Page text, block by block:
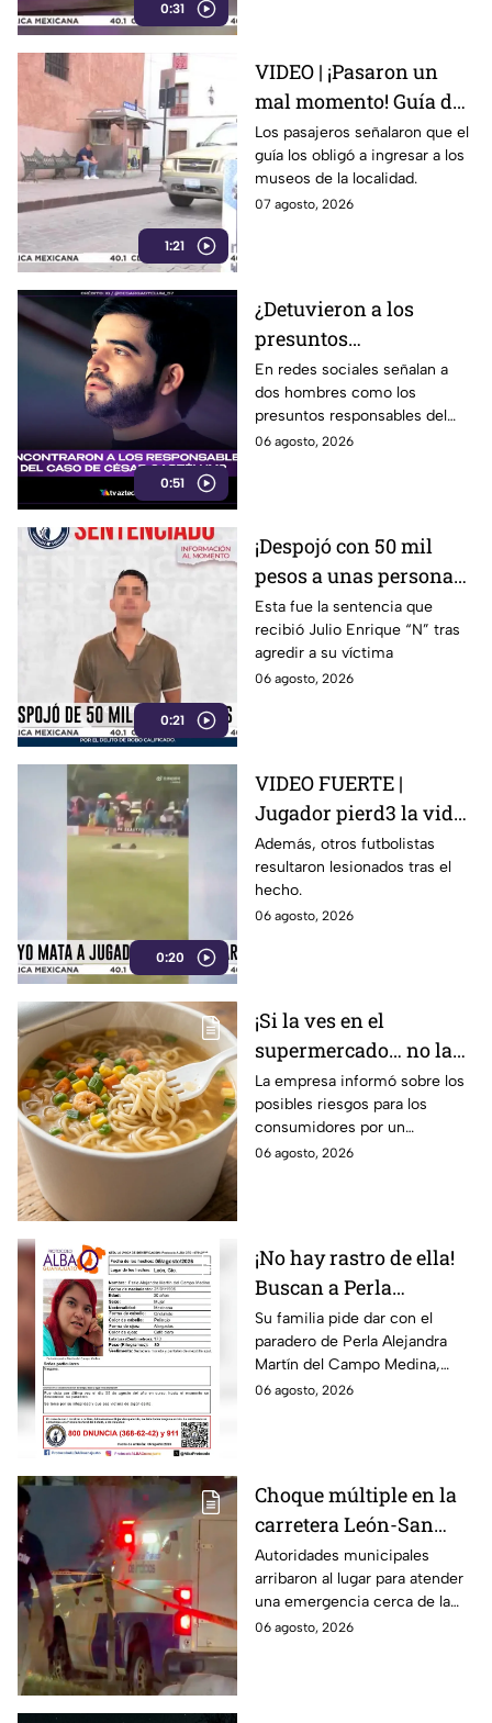
0:31
1:21
VIDEO | ¡Pasaron un
mal momento! Guía de
turistas causa
indignación en
Guanajuato Capital
Los pasajeros señalaron que el
guía los obligó a ingresar a los
museos de la localidad.
07 agosto, 2026
0:51
¿Detuvieron a los
presuntos
responsables del caso
de César Gastélum?
Esto sabemos
En redes sociales señalan a
dos hombres como los
presuntos responsables del
hecho.
06 agosto, 2026
0:21
¡Despojó con 50 mil
pesos a unas personas
en Irapuato! Así fue
detenido el presunto
responsable
Esta fue la sentencia que
recibió Julio Enrique “N” tras
agredir a su víctima
06 agosto, 2026
0:20
VIDEO FUERTE |
Jugador pierd3 la vid4
tras ser alcanzado por
un rayo en pleno
partido
Además, otros futbolistas
resultaron lesionados tras el
hecho.
06 agosto, 2026
¡Si la ves en el
supermercado… no la
compres! Retiran
reconocida sopa
instantánea por riesgo
en uno de sus
La empresa informó sobre los
posibles riesgos para los
consumidores por un
ingrediente extra en el
06 agosto, 2026
¡No hay rastro de ella!
Buscan a Perla
Alejandra Martín del
Campo Medina,
desaparecida en
Guanajuato
Su familia pide dar con el
paradero de Perla Alejandra
Martín del Campo Medina,
quien fue vista por última vez
06 agosto, 2026
Choque múltiple en la
carretera León-San
Francisco del Rincón;
deja una persona sin
vid4
Autoridades municipales
arribaron al lugar para atender
una emergencia cerca de la
comunidad de La Mora.
06 agosto, 2026